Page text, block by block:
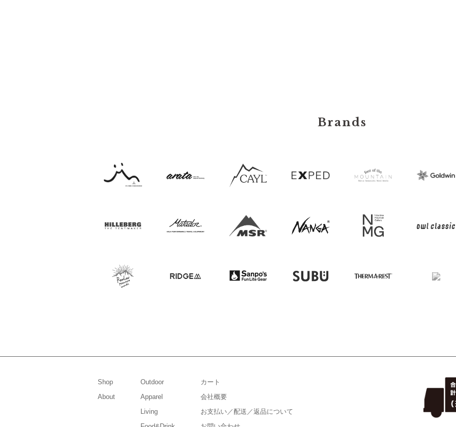
Brands
Shop
About
Outdoor
Apparel
Living
カート
会社概要
お支払い／配送／返品について